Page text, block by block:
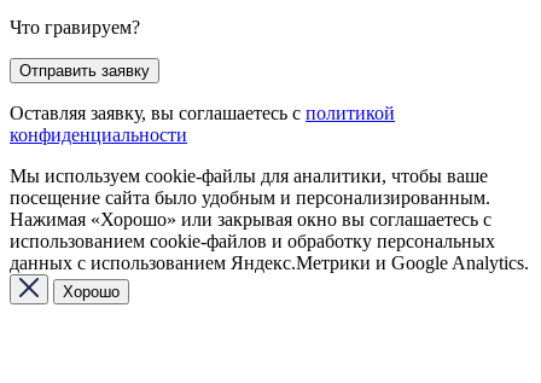
Что гравируем?
Оставляя заявку, вы соглашаетесь с политикой
конфиденциальности
Мы используем cookie-файлы для аналитики, чтобы ваше
посещение сайта было удобным и персонализированным.
Нажимая «Хорошо» или закрывая окно вы соглашаетесь с
использованием cookie-файлов и обработку персональных
данных с использованием Яндекс.Метрики и Google Analytics.
Хорошо